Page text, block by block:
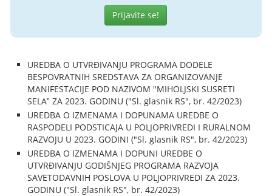
Prijavite se!
UREDBA O UTVRĐIVANJU PROGRAMA DODELE
BESPOVRATNIH SREDSTAVA ZA ORGANIZOVANJE
MANIFESTACIJE POD NAZIVOM "MIHOLJSKI SUSRETI
SELAˮ ZA 2023. GODINU ("Sl. glasnik RS", br. 42/2023)
UREDBA O IZMENAMA I DOPUNAMA UREDBE O
RASPODELI PODSTICAJA U POLJOPRIVREDI I RURALNOM
RAZVOJU U 2023. GODINI ("Sl. glasnik RS", br. 42/2023)
UREDBA O IZMENAMA I DOPUNI UREDBE O
UTVRĐIVANJU GODIŠNJEG PROGRAMA RAZVOJA
SAVETODAVNIH POSLOVA U POLJOPRIVREDI ZA 2023.
GODINU ("Sl. glasnik RS", br. 42/2023)